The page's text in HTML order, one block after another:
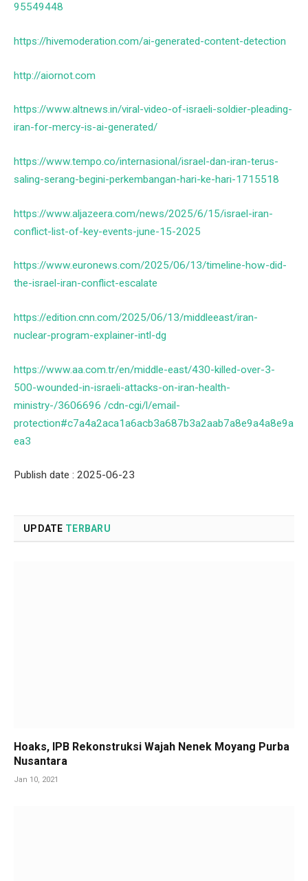
95549448
https://hivemoderation.com/ai-generated-content-detection
http://aiornot.com
https://www.altnews.in/viral-video-of-israeli-soldier-pleading-
iran-for-mercy-is-ai-generated/
https://www.tempo.co/internasional/israel-dan-iran-terus-
saling-serang-begini-perkembangan-hari-ke-hari-1715518
https://www.aljazeera.com/news/2025/6/15/israel-iran-
conflict-list-of-key-events-june-15-2025
https://www.euronews.com/2025/06/13/timeline-how-did-
the-israel-iran-conflict-escalate
https://edition.cnn.com/2025/06/13/middleeast/iran-
nuclear-program-explainer-intl-dg
https://www.aa.com.tr/en/middle-east/430-killed-over-3-
500-wounded-in-israeli-attacks-on-iran-health-
ministry-/3606696 /cdn-cgi/l/email-
protection#c7a4a2aca1a6acb3a687b3a2aab7a8e9a4a8e9a
ea3
Publish date : 2025-06-23
UPDATE TERBARU
Hoaks, IPB Rekonstruksi Wajah Nenek Moyang Purba
Nusantara
Jan 10, 2021